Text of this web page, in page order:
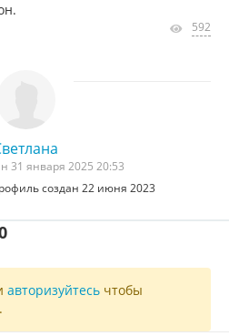
592
31 января 2025 20:53
создан 22 июня 2023
авторизуйтесь чтобы